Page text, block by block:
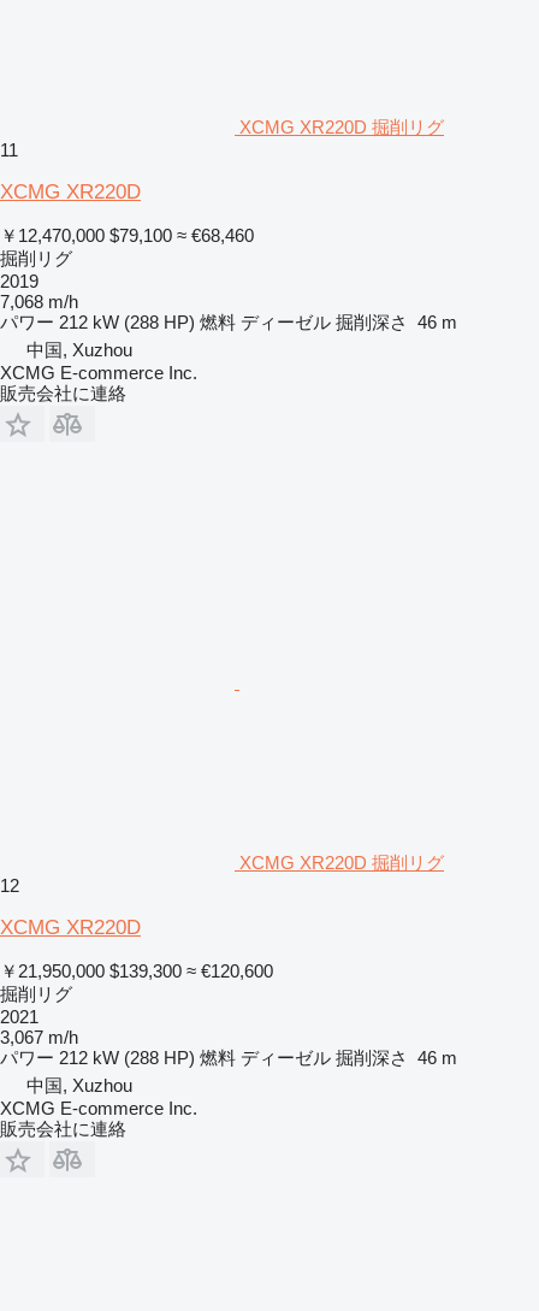
XCMG XR220D 掘削リグ
11
XCMG XR220D
￥12,470,000 $79,100 ≈ €68,460
掘削リグ
2019
7,068 m/h
パワー 212 kW (288 HP) 燃料 ディーゼル 掘削深さ
46 m
中国, Xuzhou
XCMG E-commerce Inc.
販売会社に連絡
XCMG XR220D 掘削リグ
12
XCMG XR220D
￥21,950,000 $139,300 ≈ €120,600
掘削リグ
2021
3,067 m/h
パワー 212 kW (288 HP) 燃料 ディーゼル 掘削深さ
46 m
中国, Xuzhou
XCMG E-commerce Inc.
販売会社に連絡